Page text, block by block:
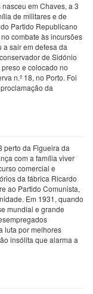
em Chaves, a 3
de militares e de
Partido Republicano
combate às incursões
a sair em defesa da
de Sidónio
e colocado no
n.º 18, no Porto. Foi
da
perto da Figueira da
com a família viver
comercial e
da fábrica Ricardo
ao Partido Comunista,
Em 1931, quando
mundial e grande
luta por melhores
insólita que alarma a